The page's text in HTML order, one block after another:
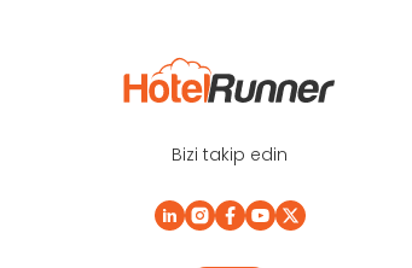
Bizi takip edin